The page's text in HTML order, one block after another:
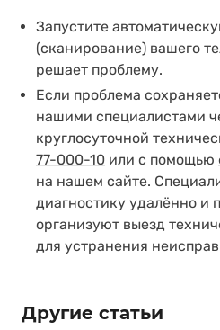
Запустите
(сканирование) вашего
решает проблему.
Если проблема
нашими специалистами
круглосуточной
77-000-10 или с помощью
на нашем сайте.
диагностику удалённо и
организуют выезд
для устранения
Другие статьи